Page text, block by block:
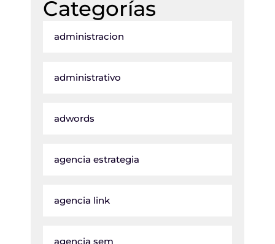
Categorías
administracion
administrativo
adwords
agencia estrategia
agencia link
agencia sem